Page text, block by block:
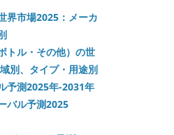
界市場2025：メーカ
トル・その他）の世
別、タイプ・用途別
予測2025年-2031年
バル予測2025